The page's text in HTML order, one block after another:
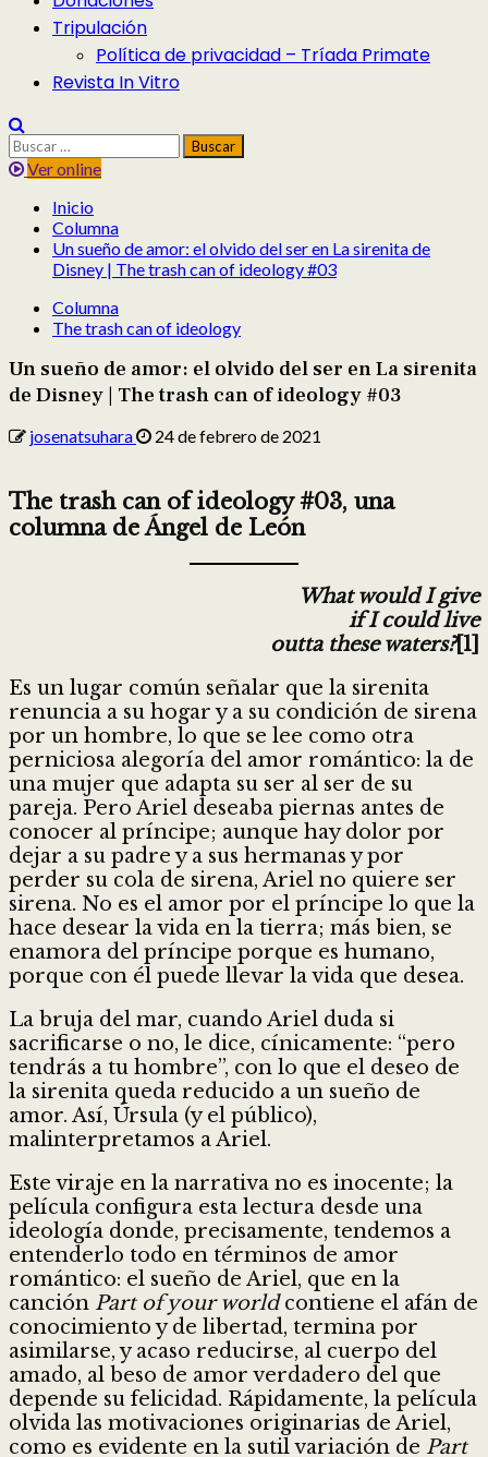
Tripulación
Política de privacidad – Tríada Primate
Revista In Vitro
Buscar:
Ver online
Inicio
Columna
Un sueño de amor: el olvido del ser en La sirenita de
Disney | The trash can of ideology #03
Columna
The trash can of ideology
Un sueño de amor: el olvido del ser en La sirenita
de Disney | The trash can of ideology #03
josenatsuhara 24 de febrero de 2021
The trash can of ideology #03, una
columna de Ángel de León
What would I give
if I could live
outta these waters?[1]
Es un lugar común señalar que la sirenita
renuncia a su hogar y a su condición de sirena
por un hombre, lo que se lee como otra
perniciosa alegoría del amor romántico: la de
una mujer que adapta su ser al ser de su
pareja. Pero Ariel deseaba piernas antes de
conocer al príncipe; aunque hay dolor por
dejar a su padre y a sus hermanas y por
perder su cola de sirena, Ariel no quiere ser
sirena. No es el amor por el príncipe lo que la
hace desear la vida en la tierra; más bien, se
enamora del príncipe porque es humano,
porque con él puede llevar la vida que desea.
La bruja del mar, cuando Ariel duda si
sacrificarse o no, le dice, cínicamente: “pero
tendrás a tu hombre”, con lo que el deseo de
la sirenita queda reducido a un sueño de
amor. Así, Úrsula (y el público),
malinterpretamos a Ariel.
Este viraje en la narrativa no es inocente; la
película configura esta lectura desde una
ideología donde, precisamente, tendemos a
entenderlo todo en términos de amor
romántico: el sueño de Ariel, que en la
canción Part of your worldcontiene el afán de
conocimiento y de libertad, termina por
asimilarse, y acaso reducirse, al cuerpo del
amado, al beso de amor verdadero del que
depende su felicidad. Rápidamente, la película
olvida las motivaciones originarias de Ariel,
como es evidente en la sutil variación de Part